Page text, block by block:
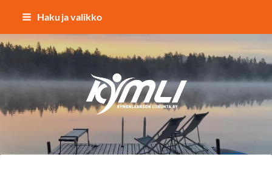
Siirry
sisältöön
Haku ja valikko
Kymlin uusi logo